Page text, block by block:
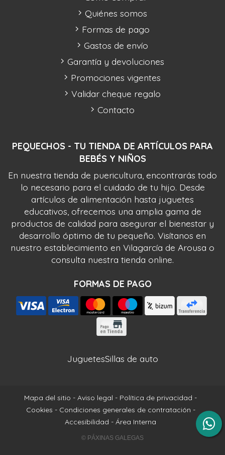
PEQUECHOS - TU TIENDA DE ARTÍCULOS PARA
BEBÉS Y NIÑOS
En nuestra tienda de puericultura, encontrarás todo
lo necesario para el cuidado de tu hijo. Desde
artículos de alimentación hasta juguetes
educativos, ofrecemos una amplia gama de
productos de calidad para asegurar el bienestar y
desarrollo óptimo de tu pequeño. Visítanos en
nuestro establecimiento en Vilagarcía de Arousa o
consulta nuestra tienda online.
FORMAS DE PAGO
Quiénes somos
Formas de pago
Gastos de envío
Garantía y devoluciones
Promociones vigentes
Validar cheque regalo
Contacto
JuguetesSillas de auto
Mapa del sitio - Aviso legal - Política de privacidad -
Cookies - Condiciones generales de contratación -
Accesibilidad - Área Interna
© PÁXINAS GALEGAS